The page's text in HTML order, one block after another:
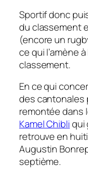
Sportif donc
du classement
(encore un
ce qui l’amène
classement.
En ce qui
des cantonales
remontée dans
Kamel Chibliqui
retrouve en
Augustin
septième.